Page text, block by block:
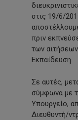
στις 19/6/
πριν
των
Εκπαίδευση.
Σε αυτές,
σύμφωνα με
Υπουργείο,
Διευθυντή/